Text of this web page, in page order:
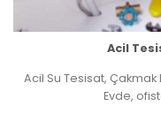
Acil
Acil Su Tesisat, Çakmak
Evde,